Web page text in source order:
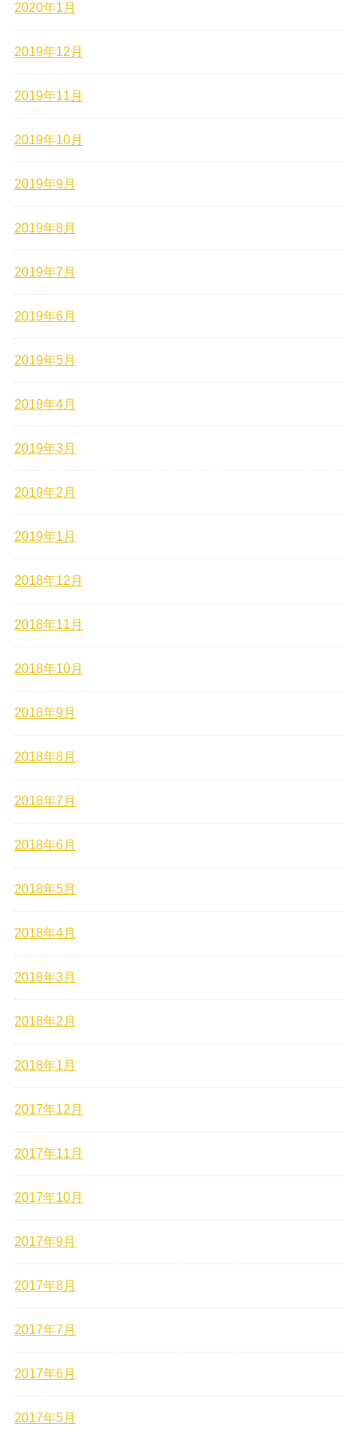
2020年1月
2019年12月
2019年11月
2019年10月
2019年9月
2019年8月
2019年7月
2019年6月
2019年5月
2019年4月
2019年3月
2019年2月
2019年1月
2018年12月
2018年11月
2018年10月
2018年9月
2018年8月
2018年7月
2018年6月
2018年5月
2018年4月
2018年3月
2018年2月
2018年1月
2017年12月
2017年11月
2017年10月
2017年9月
2017年8月
2017年7月
2017年6月
2017年5月